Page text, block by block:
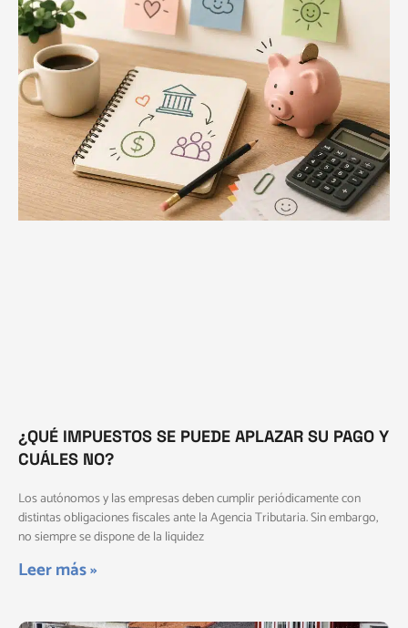
¿QUÉ IMPUESTOS SE PUEDE APLAZAR SU PAGO Y
CUÁLES NO?
Los autónomos y las empresas deben cumplir periódicamente con
distintas obligaciones fiscales ante la Agencia Tributaria. Sin embargo,
no siempre se dispone de la liquidez
Leer más »